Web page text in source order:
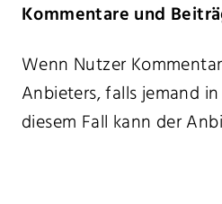
Kommentare und
Wenn Nutzer
Anbieters, falls jemand
diesem Fall kann der